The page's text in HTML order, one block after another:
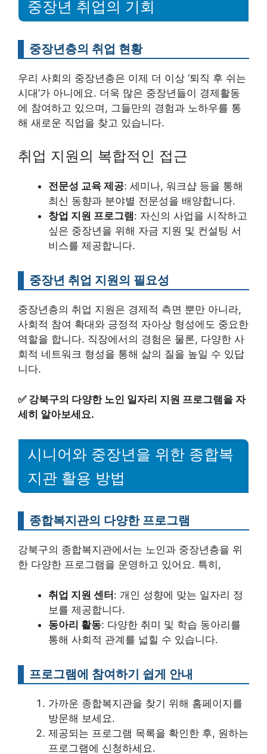
중장년 취업의 기회
중장년층의 취업 현황
우리 사회의 중장년층은 이제 더 이상 ‘퇴직 후 쉬는
시대’가 아니에요. 더욱 많은 중장년들이 경제활동
에 참여하고 있으며, 그들만의 경험과 노하우를 통
해 새로운 직업을 찾고 있습니다.
취업 지원의 복합적인 접근
전문성 교육 제공: 세미나, 워크샵 등을 통해
최신 동향과 분야별 전문성을 배양합니다.
창업 지원 프로그램: 자신의 사업을 시작하고
싶은 중장년을 위해 자금 지원 및 컨설팅 서
비스를 제공합니다.
중장년 취업 지원의 필요성
중장년층의 취업 지원은 경제적 측면 뿐만 아니라,
사회적 참여 확대와 긍정적 자아상 형성에도 중요한
역할을 합니다. 직장에서의 경험은 물론, 다양한 사
회적 네트워크 형성을 통해 삶의 질을 높일 수 있답
니다.
✅ 강북구의 다양한 노인 일자리 지원 프로그램을 자
세히 알아보세요.
시니어와 중장년을 위한 종합복
지관 활용 방법
종합복지관의 다양한 프로그램
강북구의 종합복지관에서는 노인과 중장년층을 위
한 다양한 프로그램을 운영하고 있어요. 특히,
취업 지원 센터: 개인 성향에 맞는 일자리 정
보를 제공합니다.
동아리 활동: 다양한 취미 및 학습 동아리를
통해 사회적 관계를 넓힐 수 있습니다.
프로그램에 참여하기 쉽게 안내
가까운 종합복지관을 찾기 위해 홈페이지를
방문해 보세요.
제공되는 프로그램 목록을 확인한 후, 원하는
프로그램에 신청하세요.